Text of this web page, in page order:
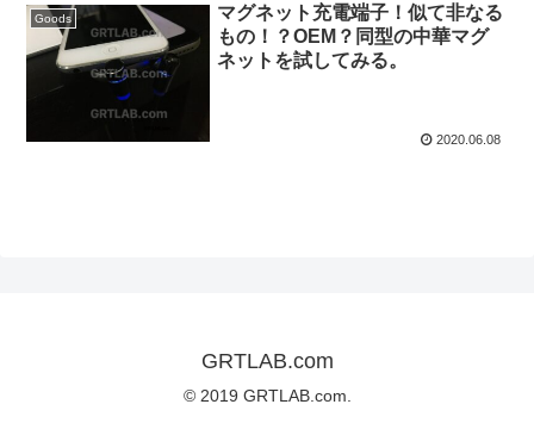
Goods
マグネット充電端子！似て非なる
もの！？OEM？同型の中華マグ
ネットを試してみる。
2020.06.08
GRTLAB.com
© 2019 GRTLAB.com.